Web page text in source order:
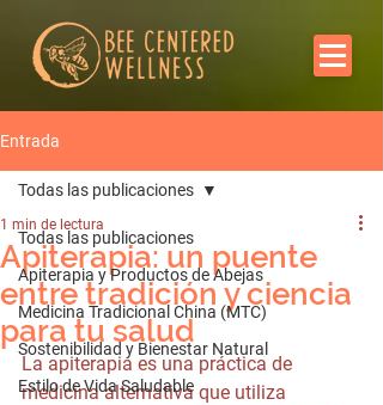
Entrada
Todas las publicaciones
Apiterapia y Productos de Abejas
Medicina Tradicional China (MTC)
Sostenibilidad y Bienestar Natural
Estilo de Vida Saludable
Todas las publicaciones
Apiterapia: un puente
entre tradición y ciencia
para tu salud
1 min de lectura
La apiterapia es una práctica de
medicina alternativa que utiliza